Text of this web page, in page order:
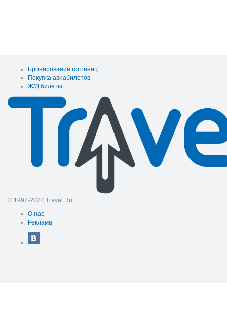
Бронирование гостиниц
Покупка авиабилетов
Ж/Д билеты
© 1997-2024 Travel.Ru
О нас
Реклама